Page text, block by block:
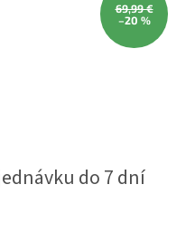
69,99 €
–20 %
do 7 dní